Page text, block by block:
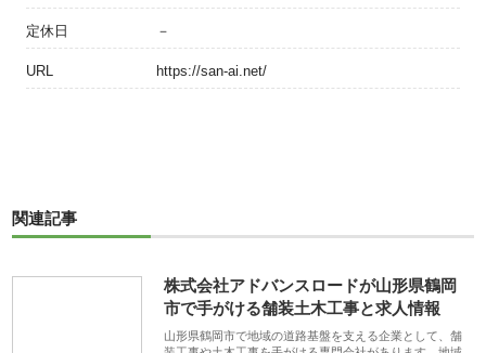
定休日 －
URL https://san-ai.net/
関連記事
株式会社アドバンスロードが山形県鶴岡
市で手がける舗装土木工事と求人情報
山形県鶴岡市で地域の道路基盤を支える企業として、舗